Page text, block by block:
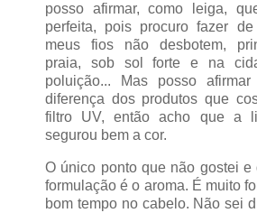
posso afirmar, como leiga,
perfeita, pois procuro fazer
meus fios não desbotem,
praia, sob sol forte e na
poluição... Mas posso
diferença dos produtos que
filtro UV, então acho que a
segurou bem a cor.
O único ponto que não gostei e
formulação é o aroma. É muito
bom tempo no cabelo. Não sei